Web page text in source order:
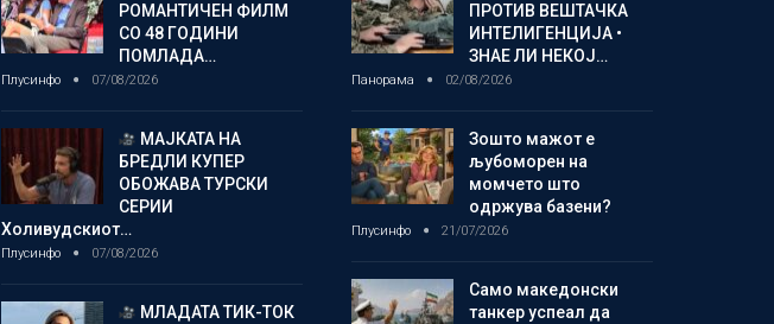
РОМАНТИЧЕН ФИЛМ
СО 48 ГОДИНИ
ПОМЛАДА…
Плусинфо 07/08/2026
МАЈКАТА НА
БРЕДЛИ КУПЕР
ОБОЖАВА ТУРСКИ
СЕРИИ
Холивудскиот…
Плусинфо 07/08/2026
МЛАДАТА ТИК-ТОК
ПРОТИВ ВЕШТАЧКА
ИНТЕЛИГЕНЦИЈА •
ЗНАЕ ЛИ НЕКОЈ…
Панорама 02/08/2026
Зошто мажот е
љубоморен на
момчето што
одржува базени?
Плусинфо 21/07/2026
Само македонски
танкер успеал да